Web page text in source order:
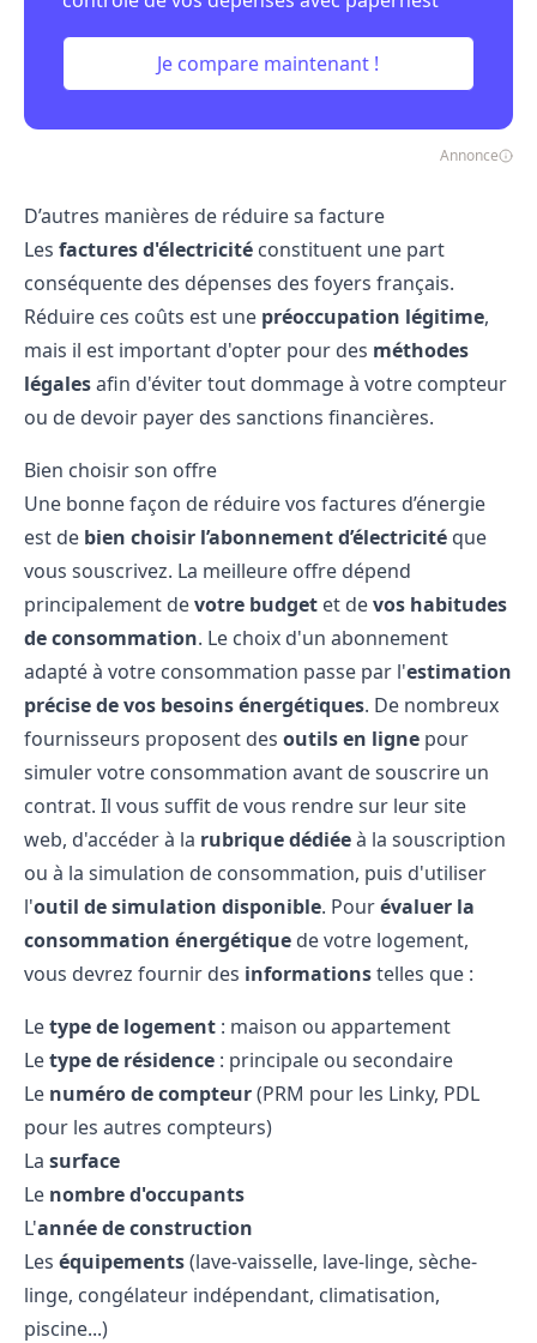
Je compare maintenant !
Annonce
D’autres manières de réduire sa facture
Les factures d'électricité constituent une part
conséquente des dépenses des foyers français.
Réduire ces coûts est une préoccupation légitime,
mais il est important d'opter pour des méthodes
légalesafin d'éviter tout dommage à votre compteur
ou de devoir payer des sanctions financières.
Bien choisir son offre
Une bonne façon de réduire vos factures d’énergie
est de bien choisir l’abonnement d’électricité que
vous souscrivez. La meilleure offre dépend
principalement devotre budget et devos habitudes
de consommation. Le choix d'un abonnement
adapté à votre consommation passe par l'estimation
précise de vos besoins énergétiques. De nombreux
fournisseurs proposent des outils en ligne pour
simuler votre consommation avant de souscrire un
contrat. Il vous suffit de vous rendre sur leur site
web, d'accéder à la rubrique dédiéeà la souscription
ou à la simulation de consommation, puis d'utiliser
l'outil de simulation disponible. Pourévaluer la
consommation énergétique de votre logement,
vous devrez fournir des informationstelles que :
Letype de logement : maison ou appartement
Letype de résidence : principale ou secondaire
Le numéro de compteur(PRM pour les Linky, PDL
pour les autres compteurs)
La surface
Le nombre d'occupants
L'année de construction
Les équipements(lave-vaisselle, lave-linge, sèche-
linge, congélateur indépendant, climatisation,
piscine...)